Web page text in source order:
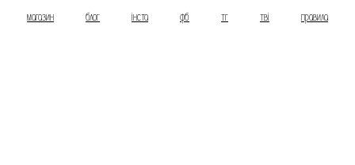
магазин блог інста фб тг тві правила